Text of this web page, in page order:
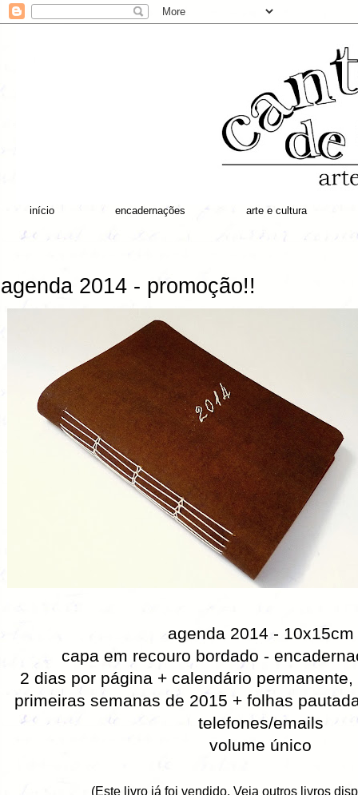
início encadernações arte e cultura
agenda 2014 - promoção!!
agenda 2014 - 10x15cm
capa em recouro bordado -
2 dias por página + calendário
primeiras semanas de 2015 + folhas
telefones/emails
volume único
(Este livro já foi vendido. Veja outros livros